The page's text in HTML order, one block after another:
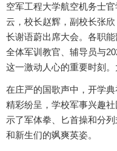
空军工程大学航空机务士
云，校长赵辉，副校长张
长谢语蔚出席大会。各职
全体军训教官、辅导员与
这一激动人心的重要时刻。
在庄严的国歌声中，开学
精彩纷呈，学校军事兴趣社
示了军体拳、匕首操和分
和新生们的飒爽英姿。